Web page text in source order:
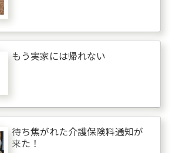
もう実家には帰れない
待ち焦がれた介護保険料通知が
来た！